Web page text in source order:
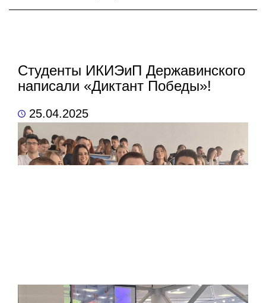
Студенты ИКИЭиП Державинского
написали «Диктант Победы»!
25.04.2025